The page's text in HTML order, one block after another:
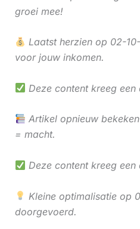
groei mee!
Laatst herzien op 02-
voor jouw inkomen.
Deze content kreeg
Artikel opnieuw
= macht.
Deze content kreeg
Kleine optimalisatie op
doorgevoerd.